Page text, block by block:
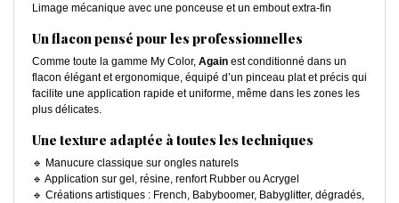
Limage mécanique avec une ponceuse et un embout extra-fin
Un flacon pensé pour les professionnelles
Comme toute la gamme My Color, Again est conditionné dans un
flacon élégant et ergonomique, équipé d’un pinceau plat et précis qui
facilite une application rapide et uniforme, même dans les zones les
plus délicates.
Une texture adaptée à toutes les techniques
🔹 Manucure classique sur ongles naturels
🔹 Application sur gel, résine, renfort Rubber ou Acrygel
🔹 Créations artistiques : French, Babyboomer, Babyglitter, dégradés,